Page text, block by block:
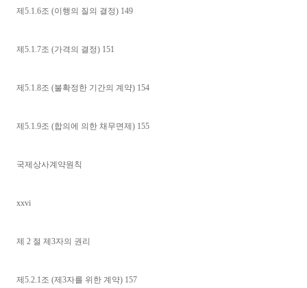
제5.1.6조 (이행의 질의 결정) 149
제5.1.7조 (가격의 결정) 151
제5.1.8조 (불확정한 기간의 계약) 154
제5.1.9조 (합의에 의한 채무면제) 155
국제상사계약원칙
xxvi
제 2 절 제3자의 권리
제5.2.1조 (제3자를 위한 계약) 157